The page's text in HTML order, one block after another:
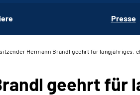
Presse
Hermann Brandl geehrt für langjähriges,
geehrt für